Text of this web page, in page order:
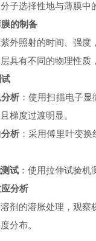
子选择性地与薄膜中
的制备
外照射的时间、强度
具有不同的物理性质
析：使用扫描电子显
梯度过渡明显。
析：采用傅里叶变换
试 ：使用拉伸试验
分析
剂的溶胀处理，观察
分布。